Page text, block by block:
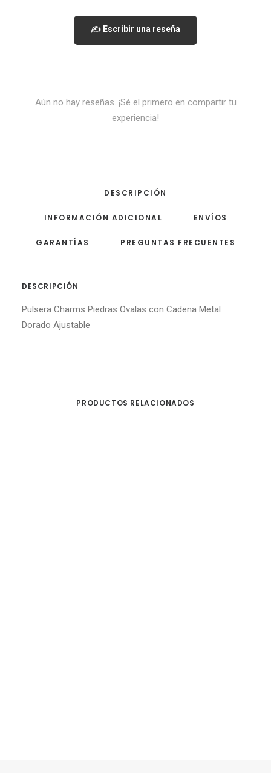
✍️ Escribir una reseña
Aún no hay reseñas. ¡Sé el primero en compartir tu
experiencia!
DESCRIPCIÓN
INFORMACIÓN ADICIONAL ENVÍOS
GARANTÍAS PREGUNTAS FRECUENTES
DESCRIPCIÓN
Pulsera Charms Piedras Ovalas con Cadena Metal
Dorado Ajustable
PRODUCTOS RELACIONADOS